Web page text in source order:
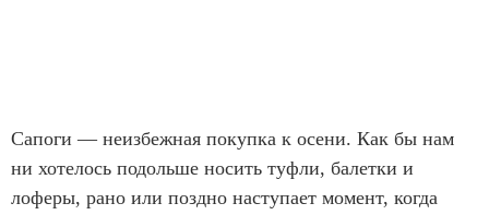
Сапоги — неизбежная покупка к осени. Как бы нам
ни хотелось подольше носить туфли, балетки и
лоферы, рано или поздно наступает момент, когда